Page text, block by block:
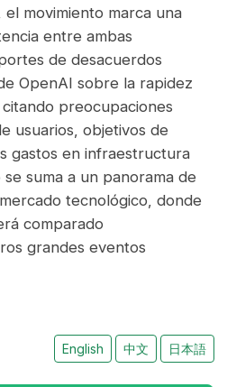
movimiento marca una
entre ambas
de desacuerdos
OpenAI sobre la rapidez
preocupaciones
usuarios, objetivos de
gastos en infraestructura
suma a un panorama de
tecnológico, donde
comparado
grandes eventos
English 中文 日本語